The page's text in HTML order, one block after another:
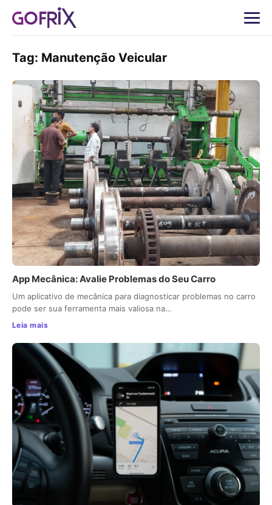
Tag: Manutenção Veicular
App Mecânica: Avalie Problemas do Seu Carro
Um aplicativo de mecânica para diagnosticar problemas no carro
pode ser sua ferramenta mais valiosa na…
Leia mais